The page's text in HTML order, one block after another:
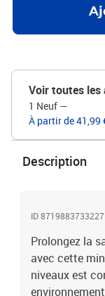
termine.
construction ni une
installation agricole
jardinage de
déchirures
d'étagères :
éclair
Voir toutes
1 Neuf —
À partir de 41,99
Description
ID 8719883733227
Prolongez la
avec cette
niveaux est